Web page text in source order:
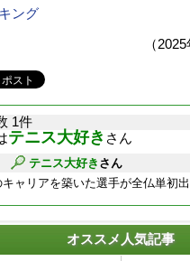
ング
（
1件
テニス大好き さん
テニス大好き さん
キャリアを築いた選手が全仏単初
オススメ人気記事